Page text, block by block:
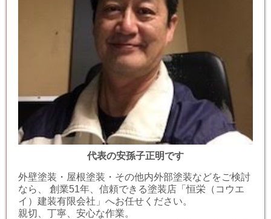
代表の安孫子正明です
外壁塗装・屋根塗装・その他内外部塗装などをご検討
なら、 創業51年、信頼できる塗装店「恒栄（コウエ
イ）建装有限会社」へお任せください。
親切、丁寧、安心な作業。